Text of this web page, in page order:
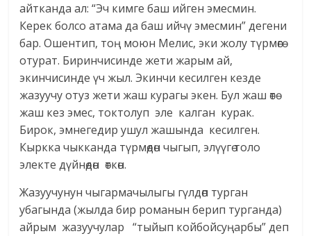
айтканда ал: “Эч кимге баш ийген эмесмин.
Керек болсо атама да баш ийчү эмесмин” дегени
бар. Ошентип, тоң моюн Мелис, эки жолу түрмөгө
отурат. Биринчисинде жети жарым ай,
экинчисинде үч жыл. Экинчи кесилген кезде
жазуучу отуз жети жаш курагы экен. Бул жаш өтө
жаш кез эмес, токтолуп эле калган курак.
Бирок, эмнегедир ушул жашында кесилген.
Кыркка чыкканда түрмөдөн чыгып, элүүгө толо
электе дүйнөдөн өткөн.
Жазуучунун чыгармачылыгы гүлдөп турган
убагында (жылда бир романын берип турганда)
айрым жазуучулар “тыйып койбойсуңарбы” деп